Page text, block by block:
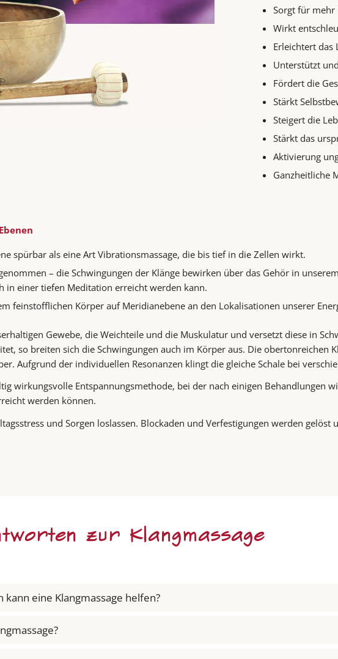
Sorgt für mehr
Wirkt
Erleichtert das
Unterstützt
Fördert die
Stärkt
Steigert die
Stärkt das
Aktivierung
Ganzheitliche
spürbar als eine Art Vibrationsmassage, die bis tief in die Zellen wirkt.
– die Schwingungen der Klänge bewirken über das Gehör in
in einer tiefen Meditation erreicht werden kann.
feinstofflichen Körper auf Meridianebene an den Lokalisationen unserer
Gewebe, die Weichteile und die Muskulatur und versetzt diese in
so breiten sich die Schwingungen auch im Körper aus. Die obertonreichen
Aufgrund der individuellen Resonanzen klingt die gleiche Schale bei
wirkungsvolle Entspannungsmethode, bei der nach einigen Behandlungen
werden können.
und Sorgen loslassen. Blockaden und Verfestigungen werden
zur Klangmassage
eine Klangmassage helfen?